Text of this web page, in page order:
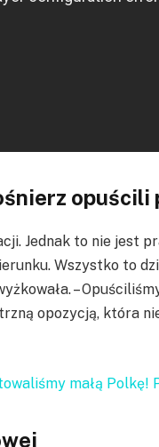
opuścili
Jednak to nie jest
Wszystko to
–
opozycją, która
małą Polkę!